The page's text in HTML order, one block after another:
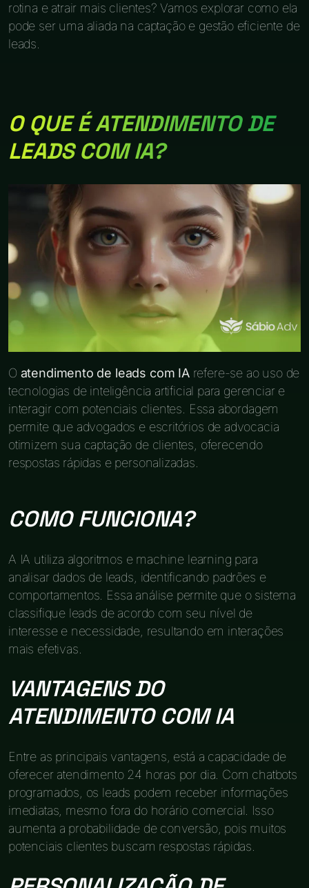
rotina e atrair mais clientes? Vamos explorar como ela
pode ser uma aliada na captação e gestão eficiente de
leads.
O QUE É ATENDIMENTO DE
LEADS COM IA?
O atendimento de leads com IArefere-se ao uso de
tecnologias de inteligência artificial para gerenciar e
interagir com potenciais clientes. Essa abordagem
permite que advogados e escritórios de advocacia
otimizem sua captação de clientes, oferecendo
respostas rápidas e personalizadas.
COMO FUNCIONA?
A IA utiliza algoritmos e machine learning para
analisar dados de leads, identificando padrões e
comportamentos. Essa análise permite que o sistema
classifique leads de acordo com seu nível de
interesse e necessidade, resultando em interações
mais efetivas.
VANTAGENS DO
ATENDIMENTO COM IA
Entre as principais vantagens, está a capacidade de
oferecer atendimento 24 horas por dia. Com chatbots
programados, os leads podem receber informações
imediatas, mesmo fora do horário comercial. Isso
aumenta a probabilidade de conversão, pois muitos
potenciais clientes buscam respostas rápidas.